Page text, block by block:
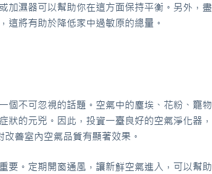
加濕器可以幫助你在這方面保持平衡。另外，盡
這將有助於降低家中過敏原的總量。
個不可忽視的話題。空氣中的塵埃、花粉、寵物
的元兇。因此，投資一臺良好的空氣淨化器，
善室內空氣品質有顯著效果。
要。定期開窗通風，讓新鮮空氣進入，可以幫助